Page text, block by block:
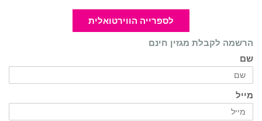
לספרייה הווירטואלית
הרשמה לקבלת מגזין חינם
שם
מייל